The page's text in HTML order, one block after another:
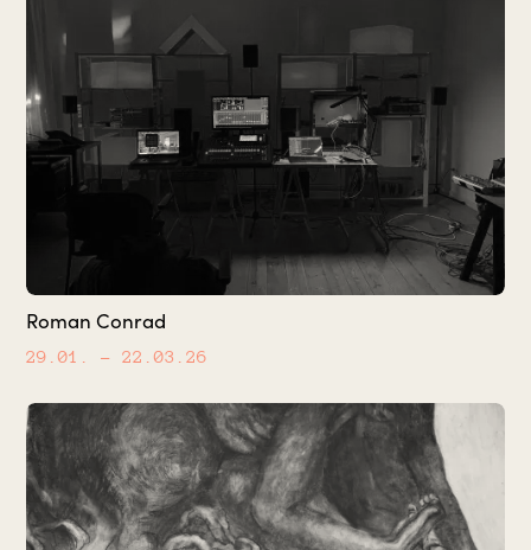
Roman Conrad
29.01. – 22.03.26